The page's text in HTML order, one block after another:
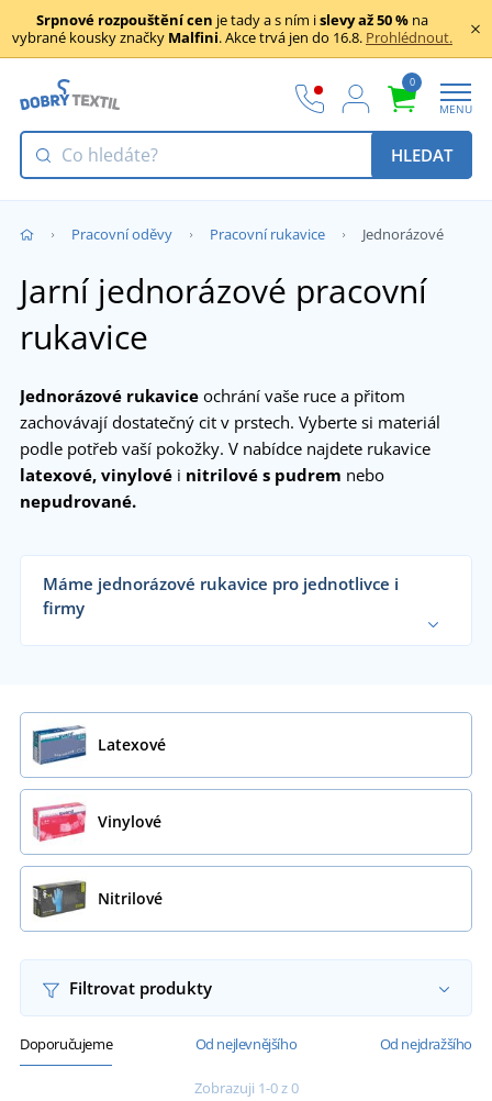
Srpnové rozpouštění cen je tady a s ním islevy až 50 % na
vybrané kousky značky Malfini. Akce trvá jen do 16.8. Prohlédnout.
0
MENU
HLEDAT
Pracovní oděvy Pracovní rukavice Jednorázové
Jarní jednorázové pracovní
rukavice
Jednorázové rukavice ochrání vaše ruce a přitom
zachovávají dostatečný cit v prstech. Vyberte si materiál
podle potřeb vaší pokožky. V nabídce najdete rukavice
latexové, vinylové i nitrilové s pudrem nebo
nepudrované.
Máme jednorázové rukavice pro jednotlivce i
firmy
Chci vědět více
Latexové
Vinylové
Nitrilové
Filtrovat produkty
Doporučujeme Od nejlevnějšího Od nejdražšího
Zobrazuji 1-0 z 0